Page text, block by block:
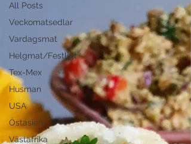
All Posts
Veckomatsedlar
Vardagsmat
Helgmat/Festligt
Tex-Mex
Husman
USA
Östasien
Västafrika